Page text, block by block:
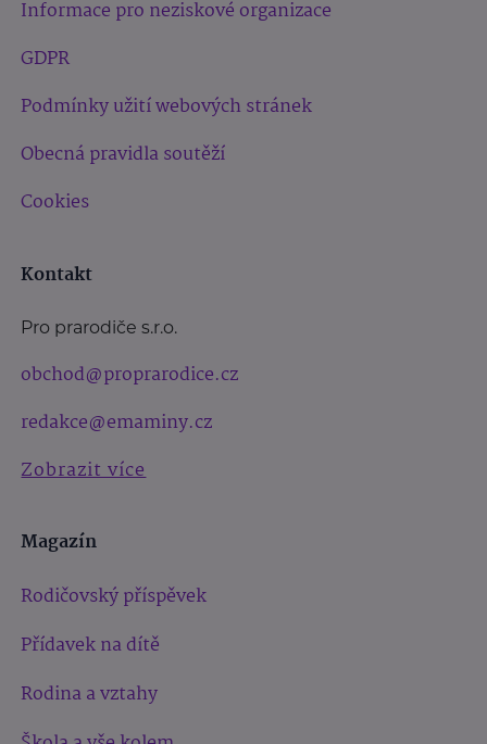
Informace pro neziskové organizace
GDPR
Podmínky užití webových stránek
Obecná pravidla soutěží
Cookies
Kontakt
Pro prarodiče s.r.o.
obchod@proprarodice.cz
redakce@emaminy.cz
Zobrazit více
Magazín
Rodičovský příspěvek
Přídavek na dítě
Rodina a vztahy